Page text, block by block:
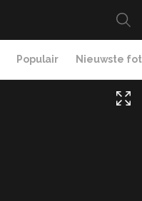
Populair Nieuwste